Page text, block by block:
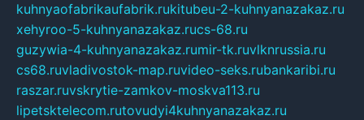
kuhnyaofabrikaufabrik.rukitubeu-2-kuhnyanazakaz.ru
xehyroo-5-kuhnyanazakaz.rucs-68.ru
guzywia-4-kuhnyanazakaz.rumir-tk.ruvlknrussia.ru
cs68.ruvladivostok-map.ruvideo-seks.rubankaribi.ru
raszar.ruvskrytie-zamkov-moskva113.ru
lipetsktelecom.rutovudyi4kuhnyanazakaz.ru